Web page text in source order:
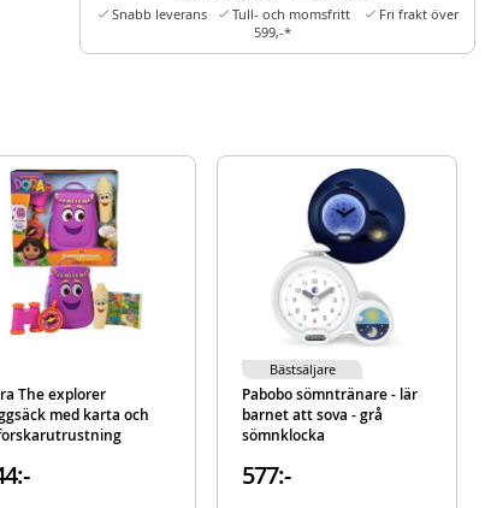
Snabb leverans
Tull- och momsfritt
Fri frakt över
599,-*
The explorer
med karta och
Pabobo sömntränare - lär
barnet att sova - grå
sömnklocka
577:-
Bästsäljare